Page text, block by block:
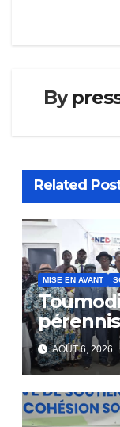
By
Related
MISE EN AVANT
AOÛT 6, 2026